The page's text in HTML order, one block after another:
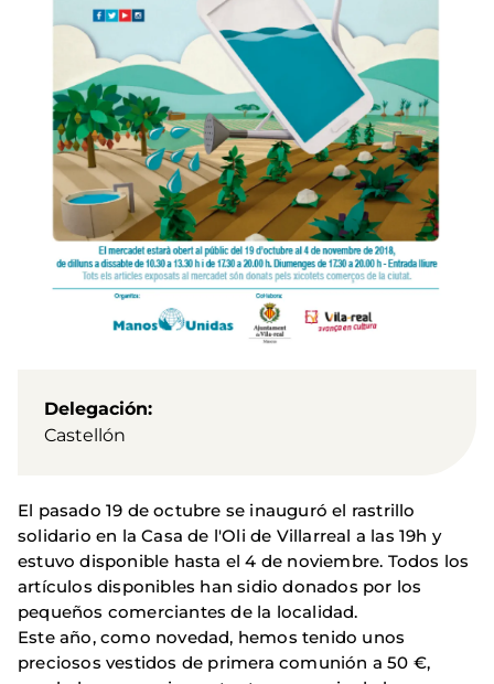
Delegación
Castellón
El pasado 19 de octubre se inauguró el rastrillo
solidario en la Casa de l'Oli de Villarreal a las 19h y
estuvo disponible hasta el 4 de noviembre. Todos los
artículos disponibles han sidio donados por los
pequeños comerciantes de la localidad.
Este año, como novedad, hemos tenido unos
preciosos vestidos de primera comunión a 50 €,